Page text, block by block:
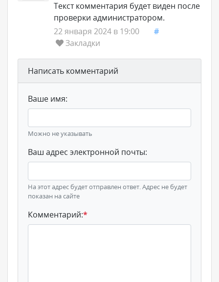
Текст комментария будет виден после
проверки администратором.
22 января 2024 в 19:00
#
Закладки
Написать комментарий
Ваше имя:
Можно не указывать
Ваш адрес электронной почты:
На этот адрес будет отправлен ответ. Адрес не будет
показан на сайте
Комментарий:*